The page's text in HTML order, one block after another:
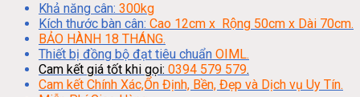
Khả năng cân: 300kg
Kích thước bàn cân: Cao 12cm x Rộng 50cm x Dài 70cm.
BẢO HÀNH 18 THÁNG.
Thiết bị đồng bộ đạt tiêu chuẩn OIML.
Cam kết giá tốt khi gọi: 0394 579 579.
Cam kết Chính Xác,Ổn Định, Bền, Đẹp và Dịch vụ Uy Tín.